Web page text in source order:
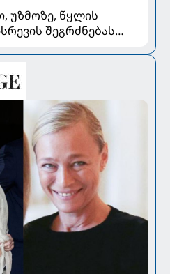
უზმოზე, წყლის
შეგრძნებას